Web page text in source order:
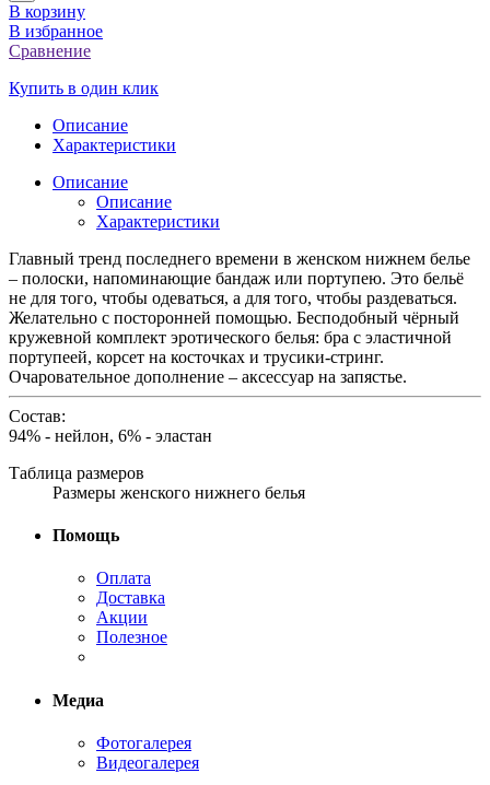
В корзину
В избранное
Сравнение
Купить в один клик
Описание
Характеристики
Описание
Описание
Характеристики
Главный тренд последнего времени в женском нижнем белье
– полоски, напоминающие бандаж или портупею. Это бельё
не для того, чтобы одеваться, а для того, чтобы раздеваться.
Желательно с посторонней помощью. Бесподобный чёрный
кружевной комплект эротического белья: бра с эластичной
портупеей, корсет на косточках и трусики-стринг.
Очаровательное дополнение – аксессуар на запястье.
Состав:
94% - нейлон, 6% - эластан
Таблица размеров
Размеры женского нижнего белья
Помощь
Оплата
Доставка
Акции
Полезное
Медиа
Фотогалерея
Видеогалерея